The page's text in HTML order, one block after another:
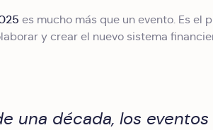
es mucho más que un evento. Es el
y crear el nuevo sistema
una década, los